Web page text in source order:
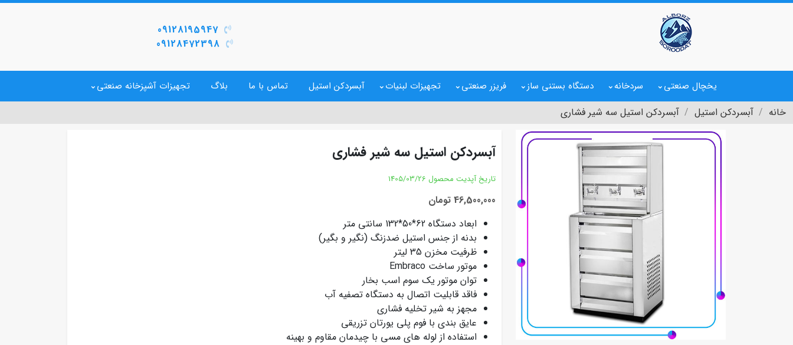
09128195947
09128472398
یخچال صنعتی سردخانه دستگاه بستنی ساز فریزر صنعتی تجهیزات لبنیات آبسردکن استیل تماس با ما بلاگ تجهیزات آشپزخانه صنعتی
خانه آبسردکن استیل آبسردکن استیل سه شیر فشاری
آبسردکن استیل سه شیر فشاری
تاریخ آپدیت محصول 1405/03/26
46,500,000 تومان
ابعاد دستگاه 62*50*132 سانتی متر
بدنه از جنس استیل ضدزنگ (نگیر و بگیر)
ظرفیت مخزن 35 لیتر
موتور ساخت Embraco
توان موتور یک‌ سوم اسب بخار
فاقد قابلیت اتصال به دستگاه تصفیه آب
مجهز به شیر تخلیه فشاری
عایق‌ بندی با فوم پلی‌ یورتان تزریقی
استفاده از لوله‌ های مسی با چیدمان مقاوم و بهینه